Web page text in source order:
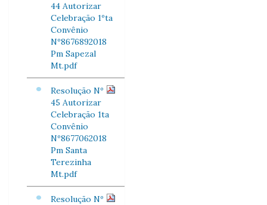
44 Autorizar
Celebração 1ºta
Convênio
Nº8676892018
Pm Sapezal
Mt.pdf
Resolução Nº
45 Autorizar
Celebração 1ta
Convênio
Nº8677062018
Pm Santa
Terezinha
Mt.pdf
Resolução Nº